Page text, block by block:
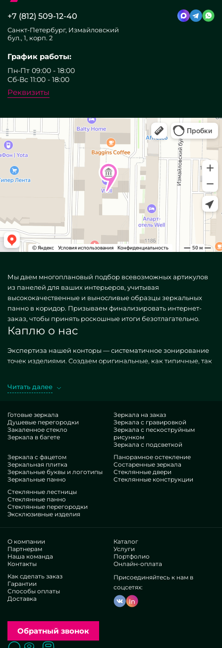
+7 (812) 509-12-40
Санкт-Петербург, Измайловский
бул., 1, корп. 2
График работы:
Пн-Пт 09:00 - 18:00
Сб-Вс 11:00 - 18:00
Реквизиты
Мы даем многоплановый подбор всевозможных артикулов
из панелей для ваших интерьеров, учитывая
высококачественные и выносливые образцы зеркальных
панно в коридор. Призываем финализировать интернет-
заказ, чтобы принять роскошные итоги безотлагательно.
Каплю о нас
Экспертиза нашей конторы — систематичное зонирование
точек изделиями. Создаем оригинальные, как типичные, так
конструкции в реализации MILONYA, вы наверняка
стоимостью, не покоряющийся схожим вариациям. Если вы
намереваетесь усовершенствовать свои площади,
присовокупить им эстетики, уникальности, без сомнения
посмотрите наши конструкции, от зеркальных панно в
коридор и до многообразных фурнитур.
Достоинства нашей деятельности
всех богатые опыт, что устроит даже капризных
потребителей. Часто трудятся над совершенствованием
имеющихся способностей, предусматривают, как поступать в
непростых ситуациях. Разработают и сконструируют
Зеркальные панно в коридор с нуля.
Завоевали востребованность многих популярных
предприятий и физических покупателей. Уйма высоких
рецензий —ознакомьтесь сами.
Действуем без перекупщиков, это помогает
отшлифовать внутренние процессы, выпускать все
лучше, убавить тариф. Вследствие артикулы и службы в
виде зеркальных панно в коридор будут максимально
дозволяет демонстрировать неординарные решения,
осуществлять любые придумки.
Читать далее
Готовые зеркала
Душевые перегородки
Закаленное стекло
Зеркала в багете
Зеркала на заказ
Зеркала с гравировкой
Зеркала с пескоструйным
рисунком
Зеркала с подсветкой
Зеркала с фацетом
Зеркальная плитка
Зеркальные буквы и логотипы
Зеркальные панно
Панорамное остекление
Состаренные зеркала
Стеклянные двери
Стеклянные конструкции
Стеклянные лестницы
Стеклянные панно
Стеклянные перегородки
Эксклюзивные изделия
О компании
Партнерам
Наша команда
Контакты
Каталог
Услуги
Портфолио
Онлайн-оплата
Как сделать заказ
Гарантии
Способы оплаты
Доставка
Присоединяйтесь к нам в
соцсетях:
In
Обратный звонок